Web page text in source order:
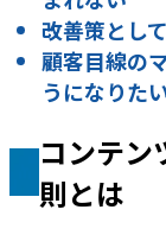
改善策とし
顧客目線の
うになりた
コンテン
則とは